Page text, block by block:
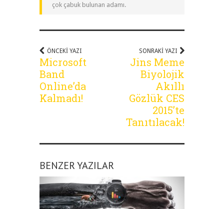
çok çabuk bulunan adamı.
ÖNCEKI YAZI
Microsoft
Band
Online’da
Kalmadı!
SONRAKI YAZI
Jins Meme
Biyolojik
Akıllı
Gözlük CES
2015’te
Tanıtılacak!
BENZER YAZILAR